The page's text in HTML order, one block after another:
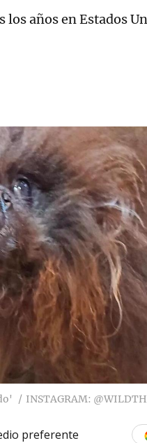
los años en Estados
INSTAGRAM:
preferente